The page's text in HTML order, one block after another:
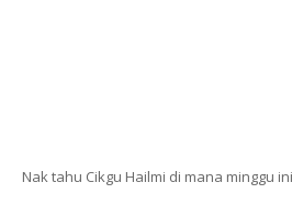
Nak tahu Cikgu Hailmi di mana minggu